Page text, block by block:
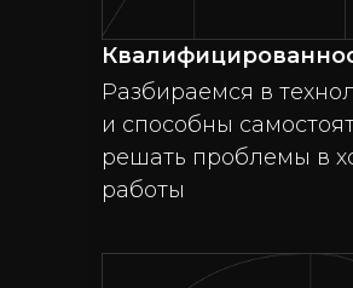
Разбираемся в
и способны
решать проблемы в
работы